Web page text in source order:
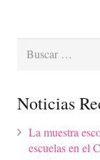
Buscar:
Noticias
La muestra
escuelas en el